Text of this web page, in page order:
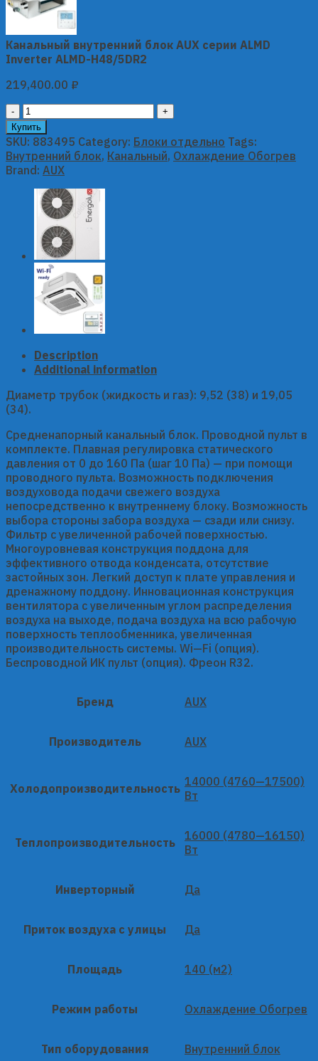
Канальный внутренний блок AUX серии ALMD
Inverter ALMD-H48/5DR2
219,400.00 ₽
Канальный
внутренний
блок
AUX
серии
ALMD
Inverter
ALMD-
H48/5DR2
quantity
Купить
SKU: 883495 Category: Блоки отдельно Tags:
Внутренний блок, Канальный, Охлаждение Обогрев
Brand: AUX
Description
Additional information
Диаметр трубок (жидкость и газ): 9,52 (38) и 19,05
(34).
Средненапорный канальный блок. Проводной пульт в
комплекте. Плавная регулировка статического
давления от 0 до 160 Па (шаг 10 Па) — при помощи
проводного пульта. Возможность подключения
воздуховода подачи свежего воздуха
непосредственно к внутреннему блоку. Возможность
выбора стороны забора воздуха — сзади или снизу.
Фильтр с увеличенной рабочей поверхностью.
Многоуровневая конструкция поддона для
эффективного отвода конденсата, отсутствие
застойных зон. Легкий доступ к плате управления и
дренажному поддону. Инновационная конструкция
вентилятора с увеличенным углом распределения
воздуха на выходе, подача воздуха на всю рабочую
поверхность теплообменника, увеличенная
производительность системы. Wi—Fi (опция).
Беспроводной ИК пульт (опция). Фреон R32.
Бренд AUX
Производитель AUX
Холодопроизводительность 14000 (4760—17500)
Вт
Теплопроизводительность
16000 (4780—16150)
Вт
Инверторный Да
Приток воздуха с улицы Да
Площадь 140 (м2)
Режим работы Охлаждение Обогрев
Тип оборудования Внутренний блок